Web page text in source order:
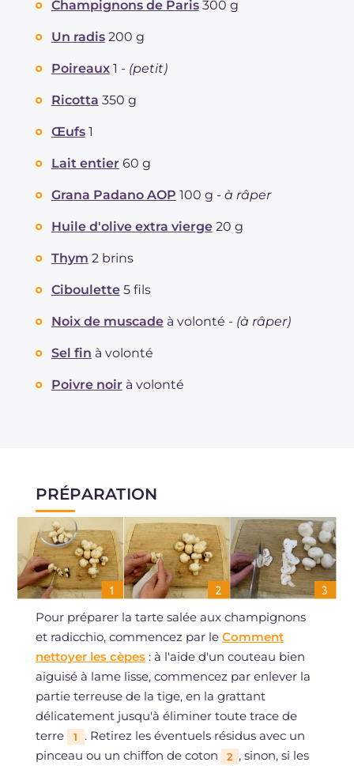
Fibre
Cholestérol
Champignons de Paris 300 g
Un radis 200 g
Poireaux 1 - (petit)
Ricotta 350 g
Œufs 1
Lait entier 60 g
Grana Padano AOP 100 g - à râper
Huile d'olive extra vierge 20 g
Thym 2 brins
Ciboulette 5 fils
Noix de muscade à volonté - (à râper)
Sel fin à volonté
Poivre noir à volonté
PRÉPARATION
Pour préparer la tarte salée aux champignons
et radicchio, commencez par le Comment
nettoyer les cèpes: à l'aide d'un couteau bien
aiguisé à lame lisse, commencez par enlever la
partie terreuse de la tige, en la grattant
délicatement jusqu'à éliminer toute trace de
terre
1
. Retirez les éventuels résidus avec un
pinceau ou un chiffon de coton
2 , sinon, si les